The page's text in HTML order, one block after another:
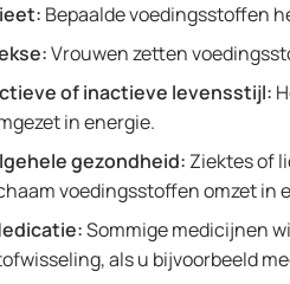
Bepaalde voedingsstoffen
Vrouwen zetten
of inactieve levensstijl:
in energie.
gezondheid: Ziektes of
voedingsstoffen omzet in
Sommige medicijnen
als u bijvoorbeeld